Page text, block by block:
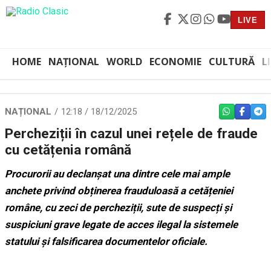
LIVE
HOME NAȚIONAL WORLD ECONOMIE CULTURĂ
NAȚIONAL 12:18 / 18/12/2025 WHATSAPP
Percheziții în cazul unei rețele de fraude
cu cetățenia română
Procurorii au declanșat una dintre cele mai ample
anchete privind obținerea frauduloasă a cetățeniei
române, cu zeci de percheziții, sute de suspecți și
suspiciuni grave legate de acces ilegal la sistemele
statului și falsificarea documentelor oficiale.